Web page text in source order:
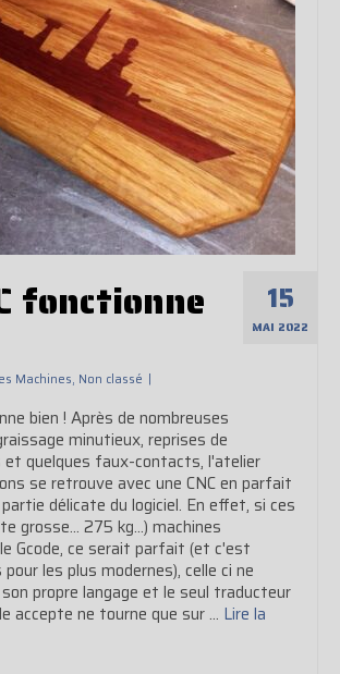
15
MAI 2022
fonctionne
Machines, Non classé |
bien ! Après de nombreuses
minutieux, reprises de
et quelques faux-contacts, l'atelier
se retrouve avec une CNC en parfait
délicate du logiciel. En effet, si ces
grosse... 275 kg...) machines
Gcode, ce serait parfait (et c'est
les plus modernes), celle ci ne
propre langage et le seul traducteur
accepte ne tourne que sur … Lire la